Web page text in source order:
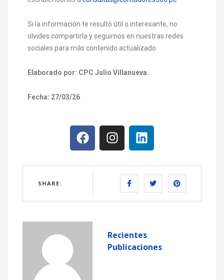
Si la información te resultó útil o interesante, no
olvides compartirla y seguirnos en nuestras redes
sociales para más contenido actualizado.
Elaborado por: CPC Julio Villanueva.
Fecha: 27/03/26
SHARE:
Recientes
Publicaciones